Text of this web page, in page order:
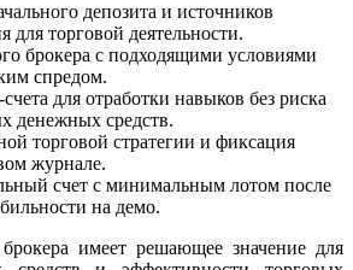
депозита и источников
для торговой деятельности.
брокера с подходящими условиями
спредом.
для отработки навыков без риска
денежных средств.
торговой стратегии и фиксация
журнале.
счет с минимальным лотом после
на демо.
имеет решающее значение для